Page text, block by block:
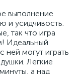
выполнение
и усидчивость.
так что игра
Идеальный
ней могут играть
Легкие
а над